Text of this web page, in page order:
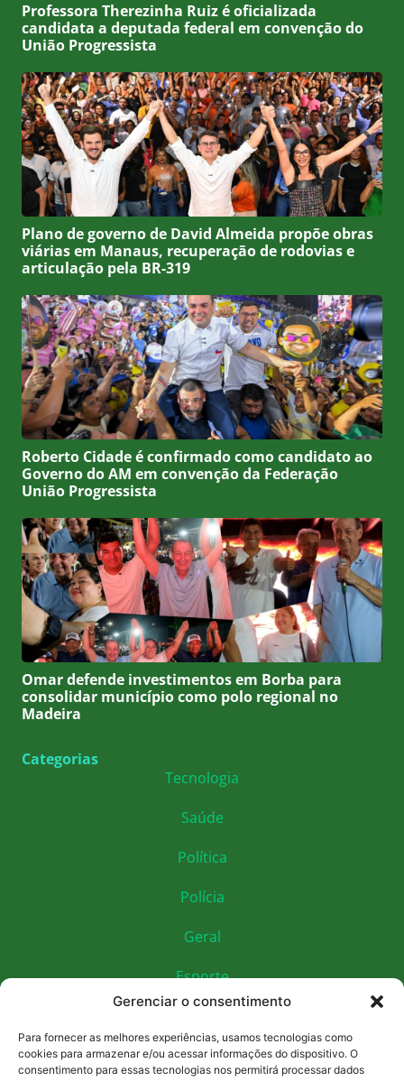
Gerenciar o consentimento
Para fornecer as melhores experiências, usamos tecnologias como
cookies para armazenar e/ou acessar informações do dispositivo. O
consentimento para essas tecnologias nos permitirá processar dados
Professora Therezinha Ruiz é oficializada
candidata a deputada federal em convenção do
União Progressista
Plano de governo de David Almeida propõe obras
viárias em Manaus, recuperação de rodovias e
articulação pela BR-319
Roberto Cidade é confirmado como candidato ao
Governo do AM em convenção da Federação
União Progressista
Omar defende investimentos em Borba para
consolidar município como polo regional no
Madeira
Categorias
Tecnologia
Saúde
Política
Polícia
Geral
Esporte
Economia